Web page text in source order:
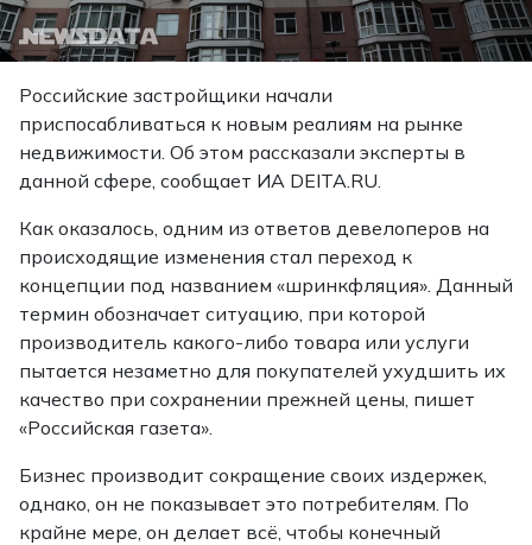
Российские застройщики начали
приспосабливаться к новым реалиям на рынке
недвижимости. Об этом рассказали эксперты в
данной сфере, сообщает ИА DEITA.RU.
Как оказалось, одним из ответов девелоперов на
происходящие изменения стал переход к
концепции под названием «шринкфляция». Данный
термин обозначает ситуацию, при которой
производитель какого-либо товара или услуги
пытается незаметно для покупателей ухудшить их
качество при сохранении прежней цены, пишет
«Российская газета».
Бизнес производит сокращение своих издержек,
однако, он не показывает это потребителям. По
крайне мере, он делает всё, чтобы конечный